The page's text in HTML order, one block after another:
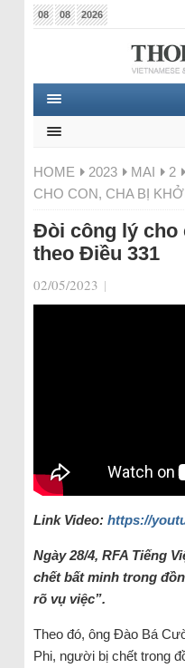
08 08 2026
HOME 2023 MAI 2
CHO CON, CHA BỊ
Đòi công lý cho
theo Điều 331
02/05/2023 |
Link Video: https://
Ngày 28/4, RFA Tiếng
chết bất minh trong
rõ vụ việc”.
Theo đó, ông Đào Bá
Phi, người bị chết trong